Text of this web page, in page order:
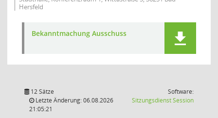
Hersfeld
Bekanntmachung Ausschuss
12 Sätze
Letzte Änderung: 06.08.2026
21:05:21
Software:
SitzungsdienstSession(Wird in